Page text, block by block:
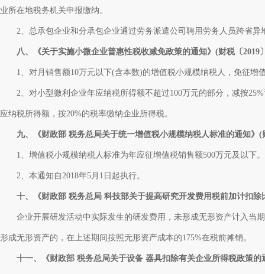
业所在地税务机关申报缴纳。
2、总承包企业和分承包企业通过劳务派遣公司聘用劳务人员跨省异
八、《关于实施小微企业普惠性税收减免政策的通知》(财税〔2019
1、对月销售额10万元以下(含本数)的增值税小规模纳税人，免征增
2、对小型微利企业年应纳税所得额不超过100万元的部分，减按25%
应纳税所得额，按20%的税率缴纳企业所得税。
九、《财政部 税务总局关于统一增值税小规模纳税人标准的通知》(
1、增值税小规模纳税人标准为年应征增值税销售额500万元及以下。
2、本通知自2018年5月1日起执行。
十、《财政部 税务总局 科技部关于提高研究开发费用税前加计扣除
企业开展研发活动中实际发生的研发费用，未形成无形资产计入当期
形成无形资产的，在上述期间按照无形资产成本的175%在税前摊销。
十一、《财政部 税务总局关于设备 器具扣除有关企业所得税政策的